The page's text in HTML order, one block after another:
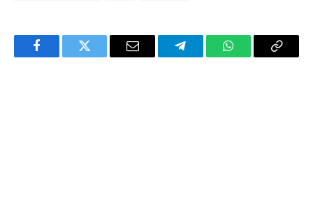
FacebookTwitter Email TelegramWhatsAppCopy